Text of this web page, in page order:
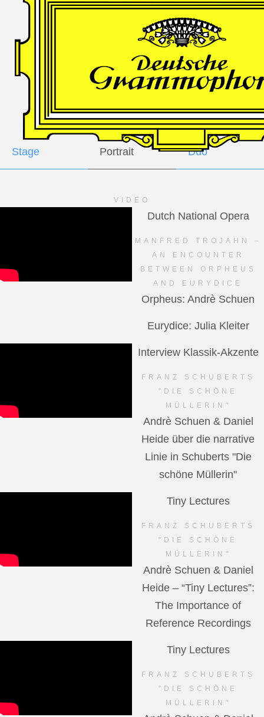
Baritone
Daniel Heide,
Piano
GALLERY
Stage Portrait Duo
VIDEO
Dutch National Opera
MANFRED TROJAHN –
AN ENCOUNTER
BETWEEN ORPHEUS
AND EURYDICE
Orpheus: Andrè Schuen
Eurydice: Julia Kleiter
Interview Klassik-Akzente
FRANZ SCHUBERTS
"DIE SCHÖNE
MÜLLERIN"
Andrè Schuen & Daniel
Heide über die narrative
Linie in Schuberts "Die
schöne Müllerin"
Tiny Lectures
FRANZ SCHUBERTS
"DIE SCHÖNE
MÜLLERIN"
Andrè Schuen & Daniel
Heide – “Tiny Lectures”:
The Importance of
Reference Recordings
Tiny Lectures
FRANZ SCHUBERTS
"DIE SCHÖNE
MÜLLERIN"